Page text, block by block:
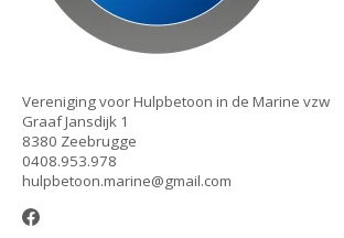
Vereniging voor Hulpbetoon in de Marine vzw
Graaf Jansdijk 1
8380 Zeebrugge
0408.953.978
hulpbetoon.marine@gmail.com